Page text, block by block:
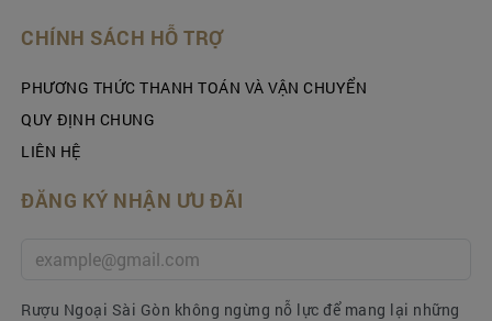
- Luôn có mức chiết khấu hấp dẫn.
- Giao hàng tận nơi, miễn phí nội thành HCM.
Hãy để Quà Tết Saigon tại ruoungoaisg.vn trở
thành đối tác tin cậy, giúp bạn truyền tải những
Tết này
CHÍNH SÁCH HỖ TRỢ
PHƯƠNG THỨC THANH TOÁN VÀ VẬN CHUYỂN
QUY ĐỊNH CHUNG
LIÊN HỆ
ĐĂNG KÝ NHẬN ƯU ĐÃI
Rượu Ngoại Sài Gòn không ngừng nỗ lực để mang lại những